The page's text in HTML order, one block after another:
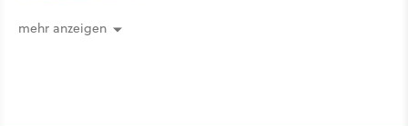
mehr anzeigen